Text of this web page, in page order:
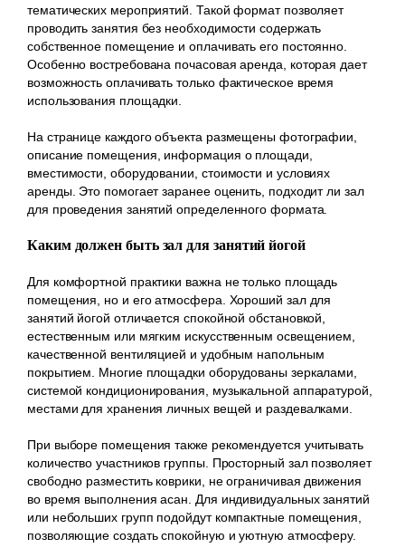
тематических мероприятий. Такой формат позволяет
проводить занятия без необходимости содержать
собственное помещение и оплачивать его постоянно.
Особенно востребована почасовая аренда, которая дает
возможность оплачивать только фактическое время
использования площадки.
На странице каждого объекта размещены фотографии,
описание помещения, информация о площади,
вместимости, оборудовании, стоимости и условиях
аренды. Это помогает заранее оценить, подходит ли зал
для проведения занятий определенного формата.
Каким должен быть зал для занятий йогой
Для комфортной практики важна не только площадь
помещения, но и его атмосфера. Хороший зал для
занятий йогой отличается спокойной обстановкой,
естественным или мягким искусственным освещением,
качественной вентиляцией и удобным напольным
покрытием. Многие площадки оборудованы зеркалами,
системой кондиционирования, музыкальной аппаратурой,
местами для хранения личных вещей и раздевалками.
При выборе помещения также рекомендуется учитывать
количество участников группы. Просторный зал позволяет
свободно разместить коврики, не ограничивая движения
во время выполнения асан. Для индивидуальных занятий
или небольших групп подойдут компактные помещения,
позволяющие создать спокойную и уютную атмосферу.